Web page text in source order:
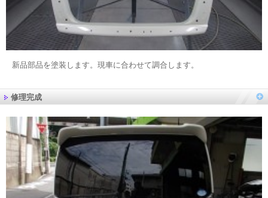
新品部品を塗装します。現車に合わせて調合します。
修理完成